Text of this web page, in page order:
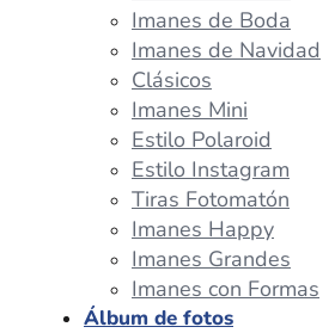
Imanes de Boda
Imanes de Navidad
Clásicos
Imanes Mini
Estilo Polaroid
Estilo Instagram
Tiras Fotomatón
Imanes Happy
Imanes Grandes
Imanes con Formas
Álbum de fotos